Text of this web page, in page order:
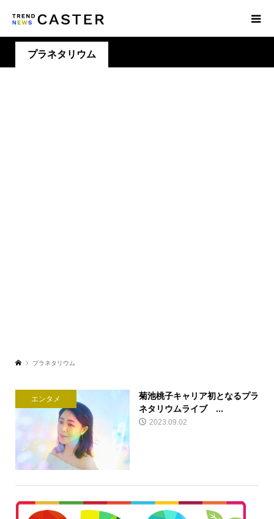
プラネタリウム
プラネタリウム
エンタメ
菊池桃子キャリア初となるプラ
ネタリウムライブ ...
2023.09.02